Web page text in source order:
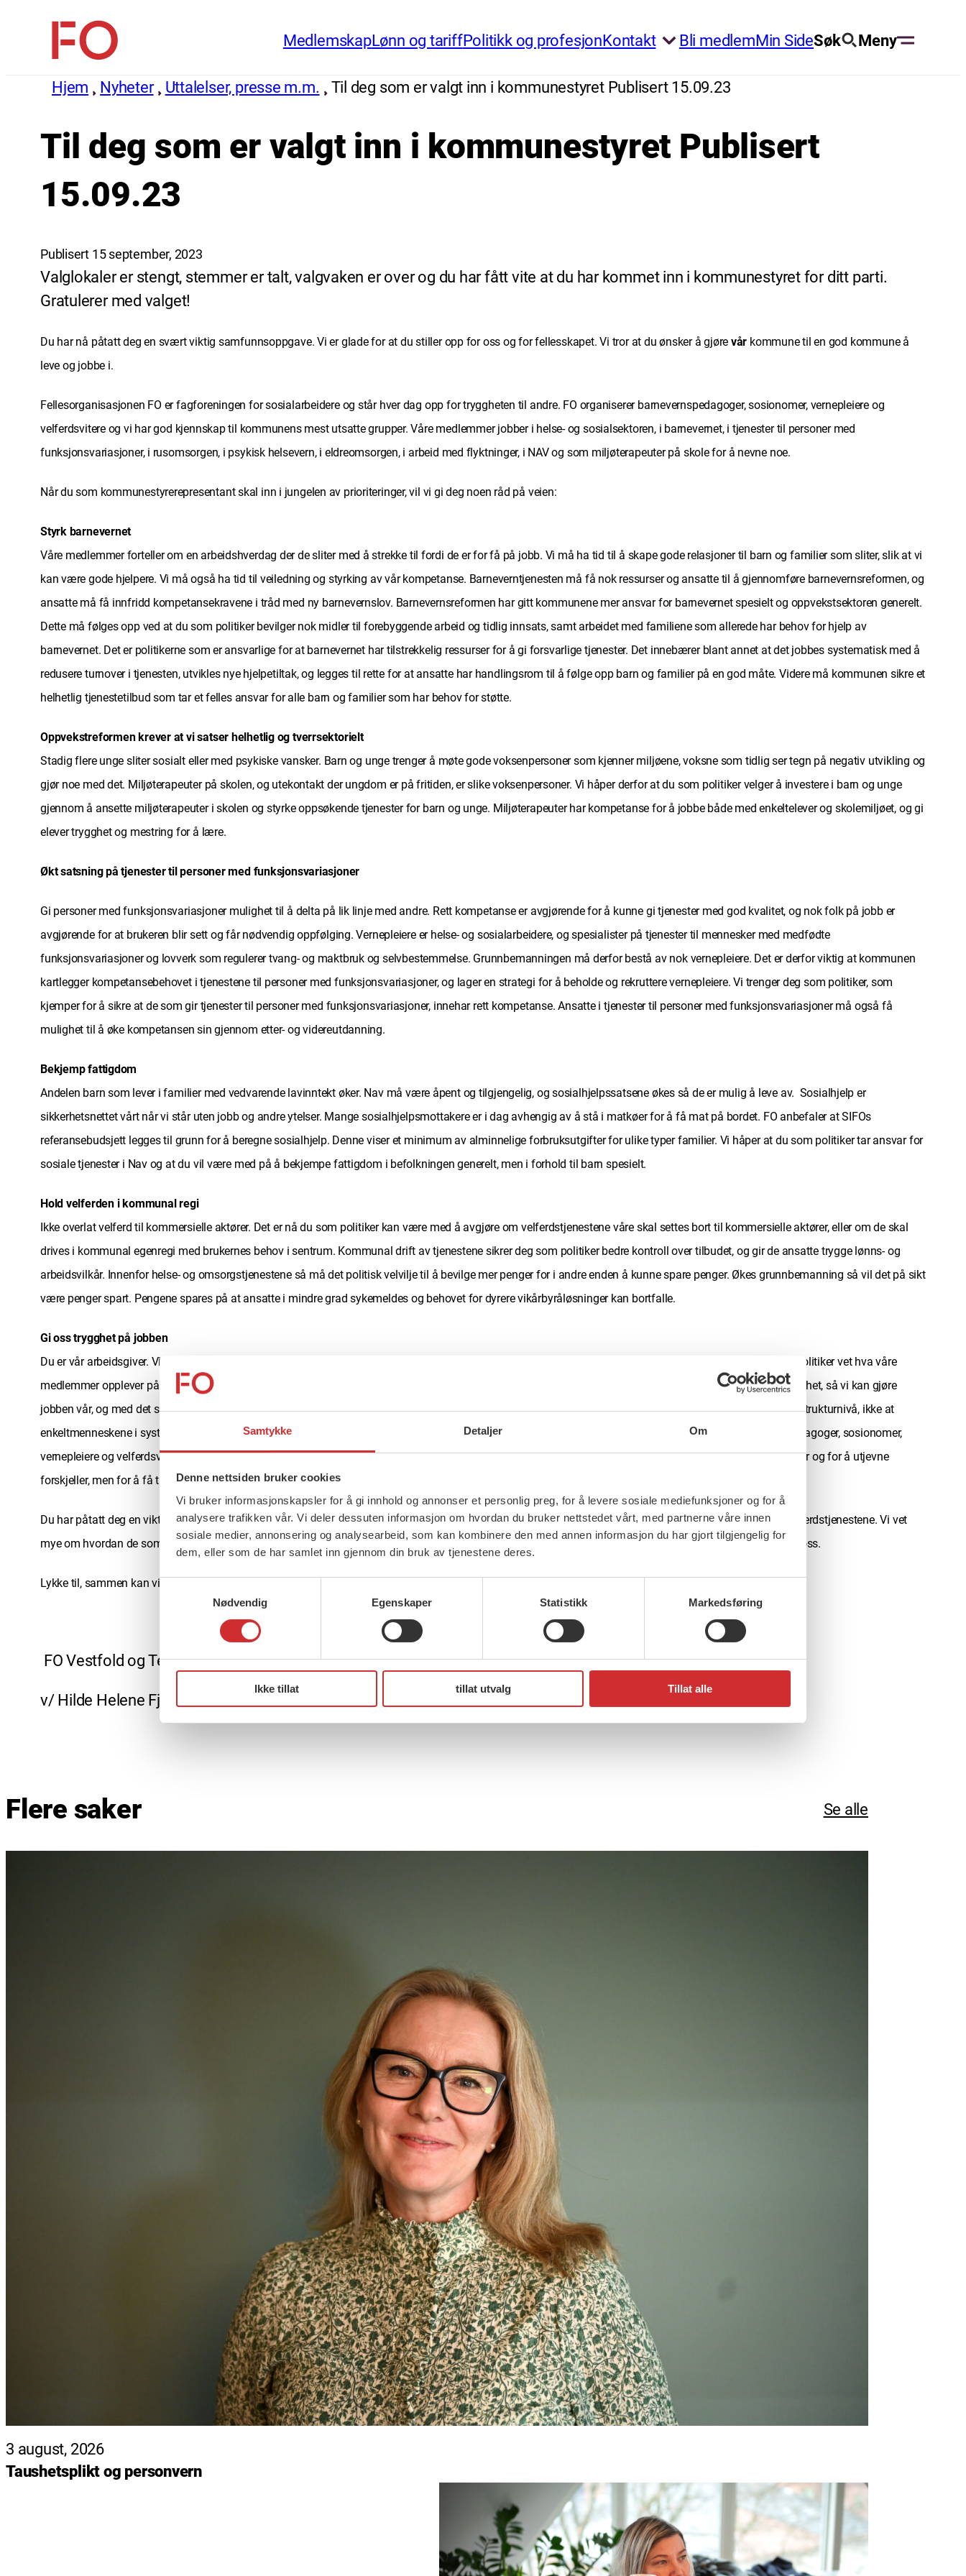
Samtykke Detaljer Om
Denne nettsiden bruker cookies
Vi bruker informasjonskapsler for å gi innhold og annonser et personlig preg, for å levere sosiale mediefunksjoner og for å
analysere trafikken vår. Vi deler dessuten informasjon om hvordan du bruker nettstedet vårt, med partnerne våre innen
sosiale medier, annonsering og analysearbeid, som kan kombinere den med annen informasjon du har gjort tilgjengelig for
dem, eller som de har samlet inn gjennom din bruk av tjenestene deres.
Samtykkevalg
Nødvendig
Egenskaper Statistikk Markedsføring
Ikke tillat tillat utvalg Tillat alle
innholdFO
(Fellesorganisasjonen)
MedlemskapLønn og tariffPolitikk og profesjonKontakt Bli medlemMin SideSøk Meny
Hjem Nyheter Uttalelser, presse m.m. Til deg som er valgt inn i kommunestyret Publisert 15.09.23
Til deg som er valgt inn i kommunestyret Publisert
15.09.23
Publisert 15 september, 2023
Valglokaler er stengt, stemmer er talt, valgvaken er over og du har fått vite at du har kommet inn i kommunestyret for ditt parti.
Gratulerer med valget!
Du har nå påtatt deg en svært viktig samfunnsoppgave. Vi er glade for at du stiller opp for oss og for fellesskapet. Vi tror at du ønsker å gjøre vår kommune til en god kommune å
leve og jobbe i.
Fellesorganisasjonen FO er fagforeningen for sosialarbeidere og står hver dag opp for tryggheten til andre. FO organiserer barnevernspedagoger, sosionomer, vernepleiere og
velferdsvitere og vi har god kjennskap til kommunens mest utsatte grupper. Våre medlemmer jobber i helse- og sosialsektoren, i barnevernet, i tjenester til personer med
funksjonsvariasjoner, i rusomsorgen, i psykisk helsevern, i eldreomsorgen, i arbeid med flyktninger, i NAV og som miljøterapeuter på skole for å nevne noe.
Når du som kommunestyrerepresentant skal inn i jungelen av prioriteringer, vil vi gi deg noen råd på veien:
Styrk barnevernet
Våre medlemmer forteller om en arbeidshverdag der de sliter med å strekke til fordi de er for få på jobb. Vi må ha tid til å skape gode relasjoner til barn og familier som sliter, slik at vi
kan være gode hjelpere. Vi må også ha tid til veiledning og styrking av vår kompetanse. Barneverntjenesten må få nok ressurser og ansatte til å gjennomføre barnevernsreformen, og
ansatte må få innfridd kompetansekravene i tråd med ny barnevernslov. Barnevernsreformen har gitt kommunene mer ansvar for barnevernet spesielt og oppvekstsektoren generelt.
Dette må følges opp ved at du som politiker bevilger nok midler til forebyggende arbeid og tidlig innsats, samt arbeidet med familiene som allerede har behov for hjelp av
barnevernet. Det er politikerne som er ansvarlige for at barnevernet har tilstrekkelig ressurser for å gi forsvarlige tjenester. Det innebærer blant annet at det jobbes systematisk med å
redusere turnover i tjenesten, utvikles nye hjelpetiltak, og legges til rette for at ansatte har handlingsrom til å følge opp barn og familier på en god måte. Videre må kommunen sikre et
helhetlig tjenestetilbud som tar et felles ansvar for alle barn og familier som har behov for støtte.
Oppvekstreformen krever at vi satser helhetlig og tverrsektorielt
Stadig flere unge sliter sosialt eller med psykiske vansker. Barn og unge trenger å møte gode voksenpersoner som kjenner miljøene, voksne som tidlig ser tegn på negativ utvikling og
gjør noe med det.­­ Miljøterapeuter på skolen, og utekontakt der ungdom er på fritiden, er slike voksenpersoner. Vi håper derfor at du som politiker velger å investere i barn og unge
gjennom å ansette miljøterapeuter i skolen og styrke oppsøkende tjenester for barn og unge. Miljøterapeuter har kompetanse for å jobbe både med enkeltelever og skolemiljøet, og gi
elever trygghet og mestring for å lære.
Økt satsning på tjenester til personer med funksjonsvariasjoner
Gi personer med funksjonsvariasjoner mulighet til å delta på lik linje med andre. Rett kompetanse er avgjørende for å kunne gi tjenester med god kvalitet, og nok folk på jobb er
avgjørende for at brukeren blir sett og får nødvendig oppfølging. Vernepleiere er helse- og sosialarbeidere, og spesialister på tjenester til mennesker med medfødte
funksjonsvariasjoner og lovverk som regulerer tvang- og maktbruk og selvbestemmelse. Grunnbemanningen må derfor bestå av nok vernepleiere. Det er derfor viktig at kommunen
kartlegger kompetansebehovet i tjenestene til personer med funksjonsvariasjoner, og lager en strategi for å beholde og rekruttere vernepleiere. Vi trenger deg som politiker, som
kjemper for å sikre at de som gir tjenester til personer med funksjonsvariasjoner, innehar rett kompetanse. Ansatte i tjenester til personer med funksjonsvariasjoner må også få
mulighet til å øke kompetansen sin gjennom etter- og videreutdanning.
Bekjemp fattigdom
Andelen barn som lever i familier med vedvarende lavinntekt øker. Nav må være åpent og tilgjengelig, og sosialhjelpssatsene økes så de er mulig å leve av. Sosialhjelp er
sikkerhetsnettet vårt når vi står uten jobb og andre ytelser. Mange sosialhjelpsmottakere er i dag avhengig av å stå i matkøer for å få mat på bordet. FO anbefaler at SIFOs
referansebudsjett legges til grunn for å beregne sosialhjelp. Denne viser et minimum av alminnelige forbruksutgifter for ulike typer familier. Vi håper at du som politiker tar ansvar for
sosiale tjenester i Nav og at du vil være med på å bekjempe fattigdom i befolkningen generelt, men i forhold til barn spesielt.
Hold velferden i kommunal regi
Ikke overlat velferd til kommersielle aktører. Det er nå du som politiker kan være med å avgjøre om velferdstjenestene våre skal settes bort til kommersielle aktører, eller om de skal
drives i kommunal egenregi med brukernes behov i sentrum. Kommunal drift av tjenestene sikrer deg som politiker bedre kontroll over tilbudet, og gir de ansatte trygge lønns- og
arbeidsvilkår. Innenfor helse- og omsorgstjenestene så må det politisk velvilje til å bevilge mer penger for i andre enden å kunne spare penger. Økes grunnbemanning så vil det på sikt
være penger spart. Pengene spares på at ansatte i mindre grad sykemeldes og behovet for dyrere vikårbyråløsninger kan bortfalle.
Gi oss trygghet på jobben
Du er vår arbeidsgiver. Vi vil ha det trygt på jobben. Våre medlemmer er av de yrkesgrupper som er mest utsatt for trusler, vold og hets. Vi ønsker at du som politiker vet hva våre
medlemmer opplever på jobben. Snakk med oss om det. Sammen kan vi sørge for en trygg arbeidshverdag i
. Vi vil se at du står opp for vår trygghet, så vi kan gjøre
jobben vår, og med det sikre trygge tjenester til alle innbyggerne ivår kommune. Vi vet at sosiale problemer krever sosialpolitiske løsninger, og endringer på strukturnivå, ikke at
enkeltmenneskene i systemet må endre seg. Vi må derfor ha nok ansatte med rett kompetanse, og trygge arbeidsforhold. Våre medlemmer er barnevernspedagoger, sosionomer,
vernepleiere og velferdsvitere som har sosialfaglig kunnskap og unik kompetanse til å løse sosiale problemer. Vi jobber for å gi alle mennesker like muligheter og for å utjevne
forskjeller, men for å få til det så trenger vi hjelp av deg som er politiker.
Du har påtatt deg en viktig rolle med å styre kommunen vår de neste fire årene. Vi i FO har en betydelig kunnskap og kompetanse om det som rører seg i velferdstjenestene. Vi vet
mye om hvordan de som sliter mest i samfunnet vårt har det, og hva som kan gjøre deres liv bedre. Vi ser fram til et godt samarbeid. Ta gjerne kontakt med oss.
Lykke til, sammen kan vi gjøre kommunen vår til et enda bedre sted å leve og arbeide i!
FO Vestfold og Telemark
v/ Hilde Helene Fjellanger, Kine Pernille Jansen Egge og Torunn Bredvei Steinsholt
Flere saker Se alle
3 august, 2026
Taushetsplikt og personvern